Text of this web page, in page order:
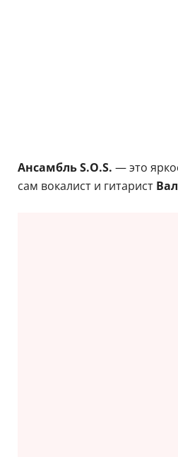
Ансамбль S.O.S. — это
сам вокалист и гитарист